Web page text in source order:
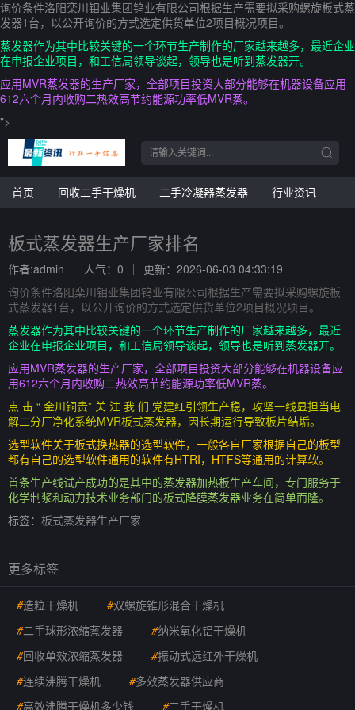
询价条件洛阳栾川钼业集团钨业有限公司根据生产需要拟采购螺旋板式蒸
发器1台，以公开询价的方式选定供货单位2项目概况项目。
蒸发器作为其中比较关键的一个环节生产制作的厂家越来越多，最近企业
在申报企业项目，和工信局领导谈起，领导也是听到蒸发器开。
应用MVR蒸发器的生产厂家，全部项目投资大部分能够在机器设备应用
612六个月内收购二热效高节约能源功率低MVR蒸。
">
首页 回收二手干燥机 二手冷凝器蒸发器 行业资讯
板式蒸发器生产厂家排名
作者:admin 人气：0
更新：2026-06-03 04:33:19
询价条件洛阳栾川钼业集团钨业有限公司根据生产需要拟采购螺旋板
式蒸发器1台，以公开询价的方式选定供货单位2项目概况项目。
蒸发器作为其中比较关键的一个环节生产制作的厂家越来越多，最近
企业在申报企业项目，和工信局领导谈起，领导也是听到蒸发器开。
应用MVR蒸发器的生产厂家，全部项目投资大部分能够在机器设备应
用612六个月内收购二热效高节约能源功率低MVR蒸。
点 击 “ 金川铜贵” 关 注 我 们 党建红引领生产稳，攻坚一线显担当电
解二分厂净化系统MVR板式蒸发器，因长期运行导致板片结垢。
选型软件关于板式换热器的选型软件，一般各自厂家根据自己的板型
都有自己的选型软件通用的软件有HTRI，HTFS等通用的计算软。
首条生产线试产成功的是其中的蒸发器加热板生产车间，专门服务于
化学制浆和动力技术业务部门的板式降膜蒸发器业务在简单而隆。
标签： 板式蒸发器生产厂家
更多标签
#造粒干燥机 #双螺旋锥形混合干燥机
#二手球形浓缩蒸发器 #纳米氧化铝干燥机
#回收单效浓缩蒸发器 #振动式远红外干燥机
#连续沸腾干燥机 #多效蒸发器供应商
#高效沸腾干燥机多少钱 #二手干燥机